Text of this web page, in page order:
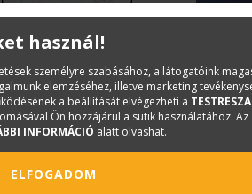
Nemzeti kísérletek
építészetünk
történetében
Kifogyott
Pest
használ!
személyre szabásához, a látogatóink
elemzéséhez, illetve marketing
a beállítását elvégezheti a
Ön hozzájárul a sütik használatához. Az
INFORMÁCIÓ alatt olvashat.
ELFOGADOM